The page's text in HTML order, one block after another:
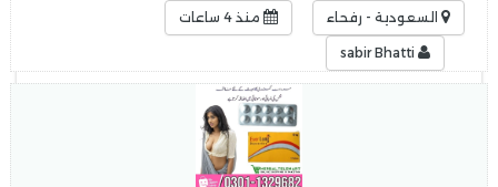
السعودية - رفحاء منذ 4 ساعات